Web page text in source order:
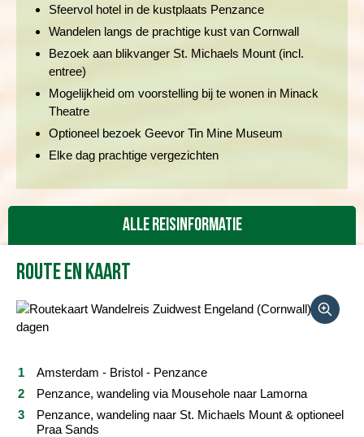
Sfeervol hotel in de kustplaats Penzance
Wandelen langs de prachtige kust van Cornwall
Bezoek aan blikvanger St. Michaels Mount (incl.
entree)
Mogelijkheid om voorstelling bij te wonen in Minack
Theatre
Optioneel bezoek Geevor Tin Mine Museum
Elke dag prachtige vergezichten
Alle reisinformatie
Vertrekdata/prijs
Praktische informatie
Route en kaart
Amsterdam - Bristol - Penzance
Penzance, wandeling via Mousehole naar Lamorna
Penzance, wandeling naar St. Michaels Mount & optioneel
Praa Sands